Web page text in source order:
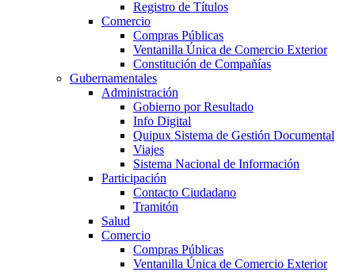
Registro de Títulos
Comercio
Compras Públicas
Ventanilla Única de Comercio Exterior
Constitución de Compañías
Gubernamentales
Administración
Gobierno por Resultado
Info Digital
Quipux Sistema de Gestión Documental
Viajes
Sistema Nacional de Información
Participación
Contacto Ciudadano
Tramitón
Salud
Comercio
Compras Públicas
Ventanilla Única de Comercio Exterior